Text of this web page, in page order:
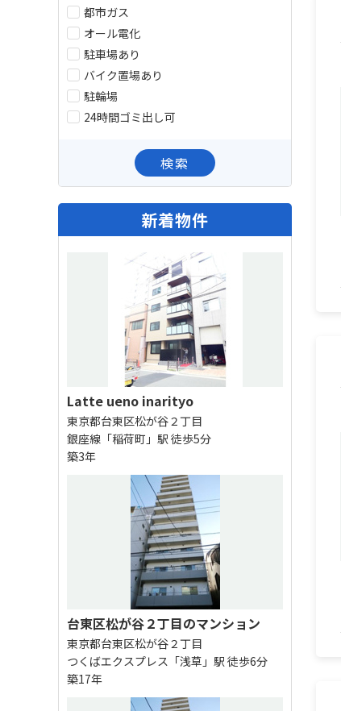
都市ガス
オール電化
駐車場あり
バイク置場あり
駐輪場
24時間ゴミ出し可
検索
新着物件
Latte ueno inarityo
東京都台東区松が谷２丁目
銀座線「稲荷町」駅 徒歩5分
築3年
台東区松が谷２丁目のマンション
東京都台東区松が谷２丁目
つくばエクスプレス「浅草」駅 徒歩6分
築17年